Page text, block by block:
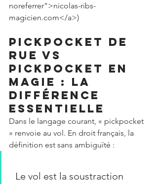
noreferrer">nicolas-ribs-
magicien.com</a>)
Pickpocket de
rue vs
pickpocket en
magie : la
différence
essentielle
Dans le langage courant, « pickpocket
» renvoie au vol. En droit français, la
définition est sans ambiguïté :